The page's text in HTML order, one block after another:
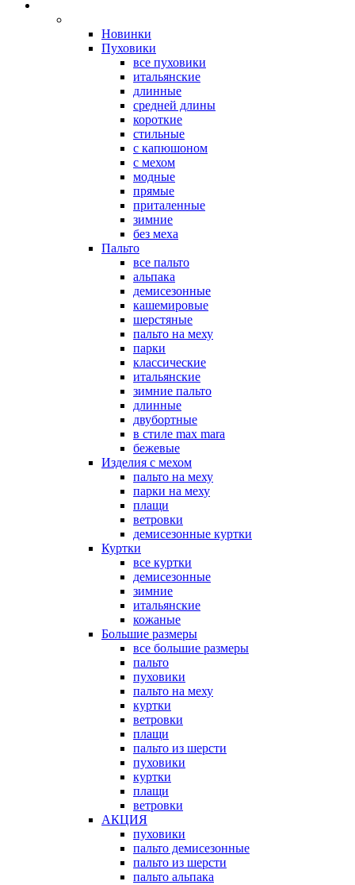
Новинки
Пуховики
все пуховики
итальянские
длинные
средней длины
короткие
стильные
с капюшоном
с мехом
модные
прямые
приталенные
зимние
без меха
Пальто
все пальто
альпака
демисезонные
кашемировые
шерстяные
пальто на меху
парки
классические
итальянские
зимние пальто
длинные
двубортные
в стиле max mara
бежевые
Изделия с мехом
пальто на меху
парки на меху
плащи
ветровки
демисезонные куртки
Куртки
все куртки
демисезонные
зимние
итальянские
кожаные
Большие размеры
все большие размеры
пальто
пуховики
пальто на меху
куртки
ветровки
плащи
пальто из шерсти
пуховики
куртки
плащи
ветровки
АКЦИЯ
пуховики
пальто демисезонные
пальто из шерсти
пальто альпака